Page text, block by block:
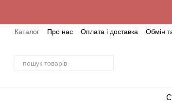
Каталог Про нас Оплата і доставка Обмін